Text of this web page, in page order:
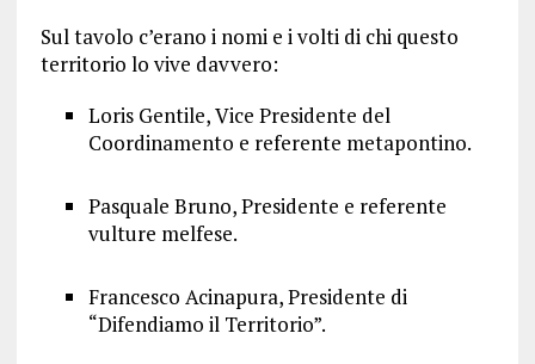
Sul tavolo c’erano i nomi e i volti di chi questo
territorio lo vive davvero:
Loris Gentile, Vice Presidente del
Coordinamento e referente metapontino.
Pasquale Bruno, Presidente e referente
vulture melfese.
Francesco Acinapura, Presidente di
“Difendiamo il Territorio”.